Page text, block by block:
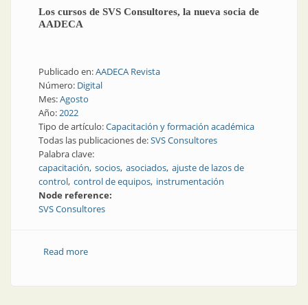
Los cursos de SVS Consultores, la nueva socia de
AADECA
Publicado en:AADECA Revista
Número: Digital
Mes:Agosto
Año:2022
Tipo de artículo:Capacitación y formación académica
Todas las publicaciones de:SVS Consultores
Palabra clave:
capacitación socios asociados ajuste de lazos de
control control de equipos instrumentación
Node reference:
SVS Consultores
Read moreabout Los cursos de SVS Consultores, la nueva socia